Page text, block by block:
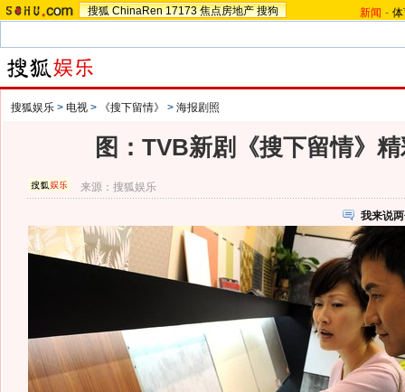
搜狐 ChinaRen 17173 焦点房地产 搜狗 新闻 -
搜狐娱乐 > 电视 > 《搜下留情》 > 海报剧照
图：TVB新剧《搜下留情》
来源：搜狐娱乐
我来说